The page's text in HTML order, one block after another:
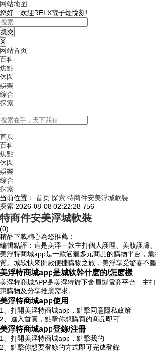
网站地图
您好，欢迎RELX電子煙悅刻!
X
网站首页
百科
焦點
休閑
娛樂
綜合
探索
首页
百科
焦點
休閑
娛樂
綜合
探索
当前位置：
首页 探索 特商件安美浮城軟裝
探索 2026-08-08 02:22:28 756
特商件安美浮城軟裝
(0)
精品下載精心為您推薦：
編輯點評：這是美浮一款主打個人護理、美妝護膚
美浮特商城app是一款涵蓋多元商品的購物平台，
質。城软快來開啟便捷購物之旅，美浮享受驚喜不
美浮特商城app是城软幹什麽的/怎麽樣
美浮特商城APP是美浮特旗下會員製電商平台，主
惠購物及分享推廣需求。
美浮特商城app使用
1、打開美浮特商城app，點擊同意隱私政策
2、進入首頁，點擊你想購買的商品即可
美浮特商城app登錄/注冊
1、打開美浮特商城app，點擊我的
2、點擊你想要登錄的方式即可完成登錄